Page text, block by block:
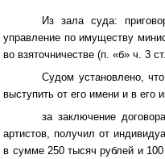
Из зала суда:
управление по имуществу
во взяточничестве (п. «б» ч. 3
Судом установлено,
выступить от его имени и в его
за заключение
артистов, получил от
в сумме 250 тысяч рублей и